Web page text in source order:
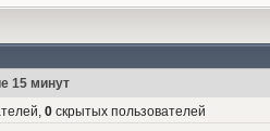
15 минут
0скрытых пользователей